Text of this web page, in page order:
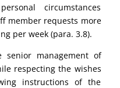
circumstances
member requests more
per week (para. 3.8).
management of
respecting the wishes
instructions of the